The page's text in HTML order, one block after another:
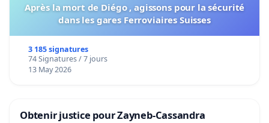
Après la mort de Diégo , agissons pour la sécurité
dans les gares Ferroviaires Suisses
3 185 signatures
74 Signatures / 7 jours
13 May 2026
Obtenir justice pour Zayneb-Cassandra